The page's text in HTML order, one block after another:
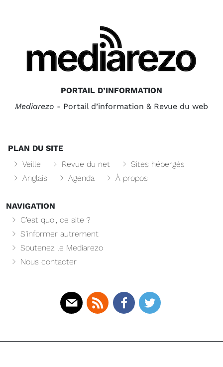
PORTAIL D’INFORMATION
Mediarezo - Portail d’information & Revue du web
PLAN DU SITE
Veille
Revue du net
Sites hébergés
Anglais
Agenda À propos
NAVIGATION
C’est quoi, ce site ?
S’informer autrement
Soutenez le Mediarezo
Nous contacter